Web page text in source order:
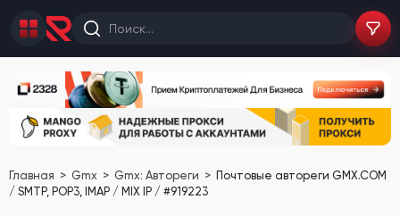
Главная Gmx Gmx: Автореги
Почтовые автореги GMX.COM
/ SMTP, POP3, IMAP / MIX IP / #919223